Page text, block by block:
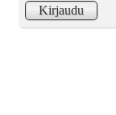
Kirjaudu